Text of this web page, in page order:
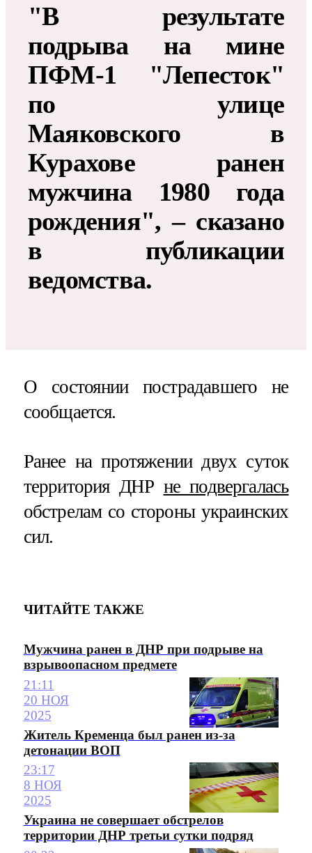
"В результате
подрыва на мине
ПФМ-1 "Лепесток"
по улице
Маяковского в
Курахове ранен
мужчина 1980 года
рождения", – сказано
в публикации
ведомства.
О состоянии пострадавшего не
сообщается.
Ранее на протяжении двух суток
территория ДНР не подвергалась
обстрелам со стороны украинских
сил.
ЧИТАЙТЕ ТАКЖЕ
Мужчина ранен в ДНР при подрыве на
взрывоопасном предмете
21:11
20 НОЯ
2025
Житель Кременца был ранен из-за
детонации ВОП
23:17
8 НОЯ
2025
Украина не совершает обстрелов
территории ДНР третьи сутки подряд